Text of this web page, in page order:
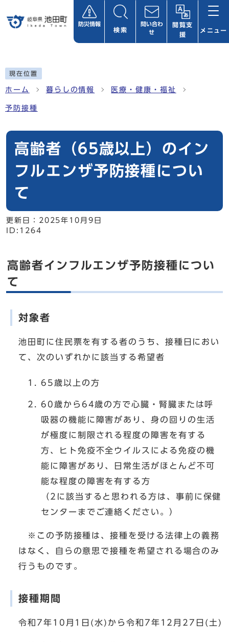
防災情報
検索
問い合わ
せ
閲覧支
援
メニュー
現在位置
ホーム 暮らしの情報 医療・健康・福祉
予防接種
高齢者（65歳以上）のイン
フルエンザ予防接種につい
て
更新日： 2025年10月9日
ID:1264
高齢者インフルエンザ予防接種につい
て
対象者
池田町に住民票を有する者のうち、接種日におい
て、次のいずれかに該当する希望者
65歳以上の方
60歳から64歳の方で心臓・腎臓または呼
吸器の機能に障害があり、身の回りの生活
が極度に制限される程度の障害を有する
方、ヒト免疫不全ウイルスによる免疫の機
能に障害があり、日常生活がほとんど不可
能な程度の障害を有する方
（2に該当すると思われる方は、事前に保健
センターまでご連絡ください。）
※この予防接種は、接種を受ける法律上の義務
はなく、自らの意思で接種を希望される場合のみ
行うものです。
接種期間
令和7年10月1日(水)から令和7年12月27日(土)